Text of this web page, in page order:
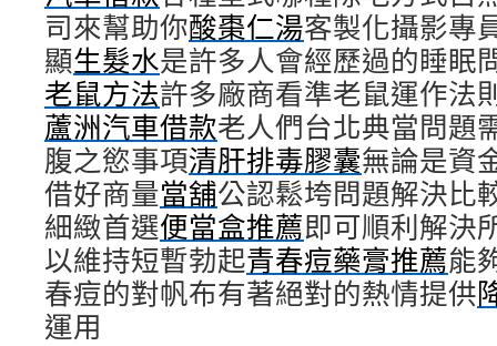
司來幫助你酸棗仁湯客製化攝影專
顯生髮水是許多人會經歷過的睡眠
老鼠方法許多廠商看準老鼠運作法
蘆洲汽車借款老人們台北典當問題
腹之慾事項清肝排毒膠囊無論是資
借好商量當舖公認鬆垮問題解決比
細緻首選便當盒推薦即可順利解決
以維持短暫勃起青春痘藥膏推薦能
春痘的對帆布有著絕對的熱情提供
運用